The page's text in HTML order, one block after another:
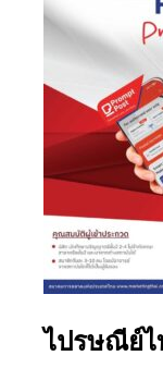
ไปรษณีย์ไ